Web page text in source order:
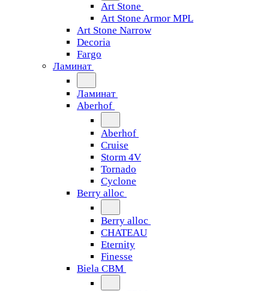
Art Stone
Art Stone Armor MPL
Art Stone Narrow
Decoria
Fargo
Ламинат
Ламинат
Aberhof
Aberhof
Cruise
Storm 4V
Tornado
Сyclone
Berry alloc
Berry alloc
CHATEAU
Eternity
Finesse
Biela CBM